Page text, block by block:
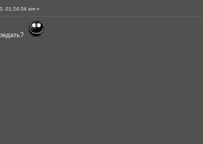
01:24:34 am »